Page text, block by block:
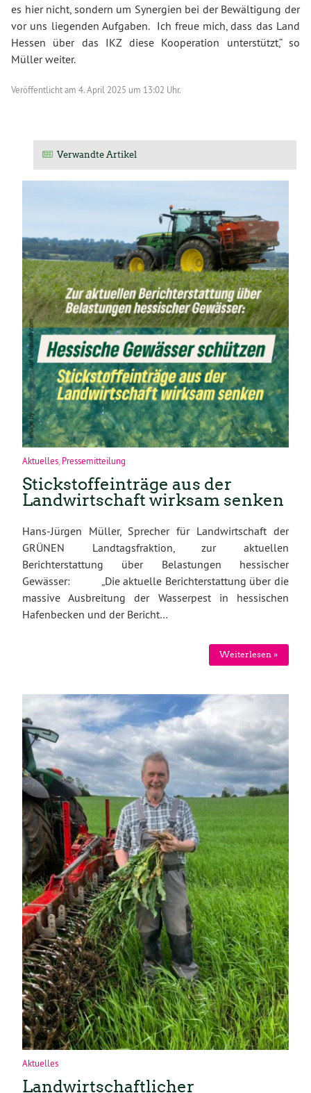
es hier nicht, sondern um Synergien bei der Bewältigung der
vor uns liegenden Aufgaben. Ich freue mich, dass das Land
Hessen über das IKZ diese Kooperation unterstützt,“ so
Müller weiter.
Veröffentlicht am 4. April 2025 um 13:02 Uhr.
Verwandte Artikel
Aktuelles Pressemitteilung
Stickstoffeinträge aus der
Landwirtschaft wirksam senken
Hans-Jürgen Müller, Sprecher für Landwirtschaft der
GRÜNEN Landtagsfraktion, zur aktuellen
Berichterstattung über Belastungen hessischer
Gewässer: „Die aktuelle Berichterstattung über die
massive Ausbreitung der Wasserpest in hessischen
Hafenbecken und der Bericht…
Weiterlesen »
Aktuelles
Landwirtschaftlicher